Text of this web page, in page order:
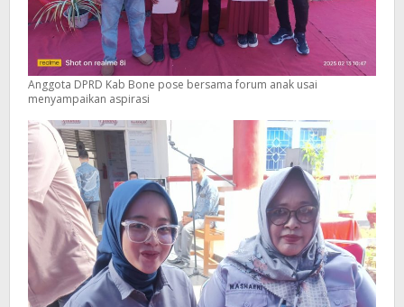
Anggota DPRD Kab Bone pose bersama forum anak usai
menyampaikan aspirasi